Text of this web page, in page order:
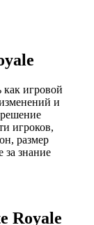
как игровой
и
игроков,
размер
за знание
Royale